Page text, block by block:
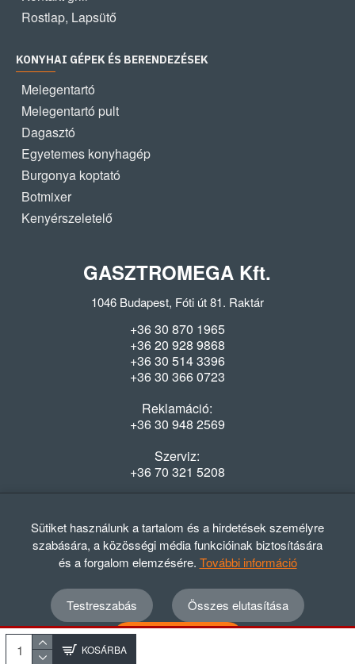
KOSÁRBA
Rostlap, Lapsütő
KONYHAI GÉPEK ÉS BERENDEZÉSEK
Melegentartó
Melegentartó pult
Dagasztó
Egyetemes konyhagép
Burgonya koptató
Botmixer
Kenyérszeletelő
GASZTROMEGA Kft.
1046 Budapest, Fóti út 81. Raktár
+36 30 870 1965
+36 20 928 9868
+36 30 514 3396
+36 30 366 0723
Reklamáció:
+36 30 948 2569
Szerviz:
+36 70 321 5208
Hétfő-Péntek: 08:00-16:30
© 2012 - 2024 GASZTRΩMEGA Kft.
Adatvédelmi szabályzat
ÁSZF
Elállási nyilatkozat
Sütiket használunk a tartalom és a hirdetések személyre
szabására, a közösségi média funkcióinak biztosítására
és a forgalom elemzésére. További információ
Testreszabás
Összes elutasítása
Összes elfogadása